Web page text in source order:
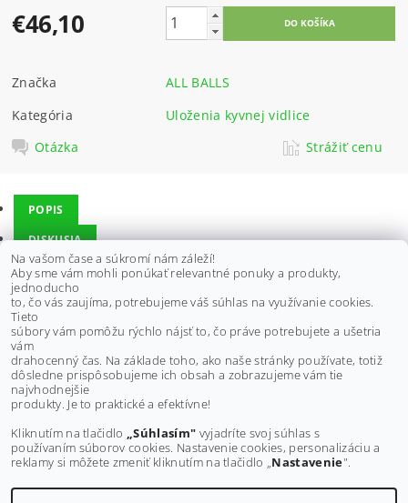
€46,10
Značka
ALL BALLS
Kategória
Uloženia kyvnej vidlice
Otázka
Strážiť cenu
POPIS
DISKUSIA
Ložiská a tesnenia vhodné pre YAMAHA:
YFS200 Blaster 88-06
Buďte prvý, kto napíše príspevok k tejto položke.
Na vašom čase a súkromí nám záleží!
Aby sme vám mohli ponúkať relevantné ponuky a produkty,
jednoducho
to, čo vás zaujíma, potrebujeme váš súhlas na využívanie cookies.
Tieto
súbory vám pomôžu rýchlo nájsť to, čo práve potrebujete a ušetria
vám
drahocenný čas. Na základe toho, ako naše stránky používate, totiž
dôsledne prispôsobujeme ich obsah a zobrazujeme vám tie
najvhodnejšie
produkty. Je to praktické a efektívne!
Kliknutím na tlačidlo „Súhlasím" vyjadríte svoj súhlas s
používaním súborov cookies. Nastavenie cookies, personalizáciu a
reklamy si môžete zmeniť kliknutím na tlačidlo „Nastavenie".